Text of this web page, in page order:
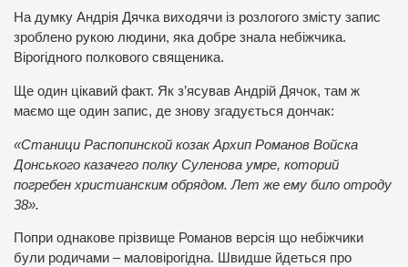
На думку Андрія Дячка виходячи із розлогого змісту запис
зроблено рукою людини, яка добре знала небіжчика.
Вірогідного полкового священика.
Ще один цікавий факт. Як з’ясував Андрій Дячок, там ж
маємо ще один запис, де знову згадується дончак:
«Станици Распопинской козак Архип Романов Войска
Донського казачего полку Суленова умре, которий
погребен христианским обрядом. Лет же ему било отроду
38».
Попри однакове прізвище Романов версія що небіжчики
були родичами – маловірогідна. Швидше йдеться про